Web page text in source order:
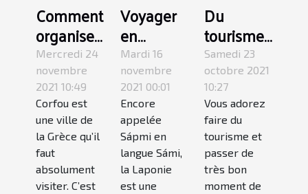
Comment
organiser
son
voyage à
Corfou en
Grèce ?
Mercredi 24
novembre
2021 10:49
Corfou est
une ville de
la Grèce qu’il
faut
absolument
visiter. C’est
Voyager
en
Laponie :
pourquoi
partir en
hiver ?
Mardi 16
novembre
2021 00:01
Encore
appelée
Sápmi en
langue Sámi,
la Laponie
est une
Du
tourisme :
l’une des
plus
belles
villes de
la France
à
découvrir
Samedi 23
octobre 2021
10:27
Vous adorez
faire du
tourisme et
passer de
très bon
moment de